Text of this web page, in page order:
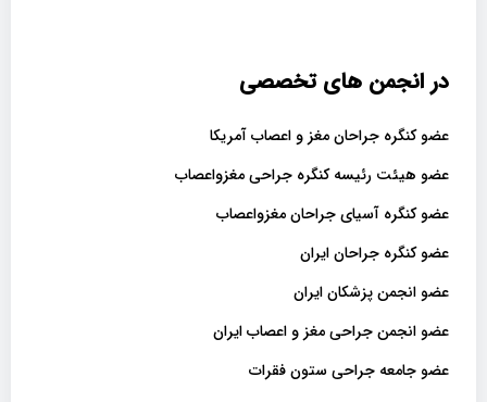
در انجمن های تخصصی
عضو کنگره جراحان مغز و اعصاب آمریکا
عضو هیئت رئیسه کنگره جراحی مغزواعصاب
عضو کنگره آسیای جراحان مغزواعصاب
عضو کنگره جراحان ایران
عضو انجمن پزشکان ایران
عضو انجمن جراحی مغز و اعصاب ایران
عضو جامعه جراحی ستون فقرات